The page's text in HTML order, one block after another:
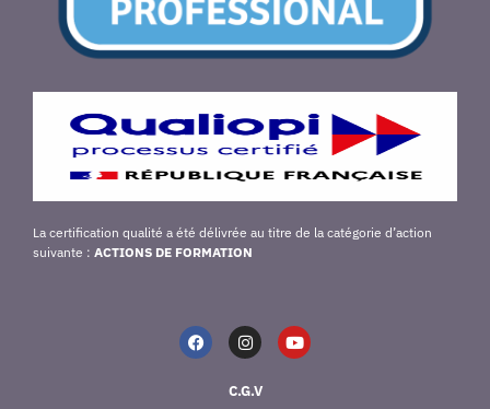
La certification qualité a été délivrée au titre de la catégorie d’action
suivante : ACTIONS DE FORMATION
C.G.V